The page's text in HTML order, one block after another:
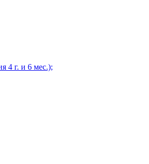
4 г. и 6 мес.);